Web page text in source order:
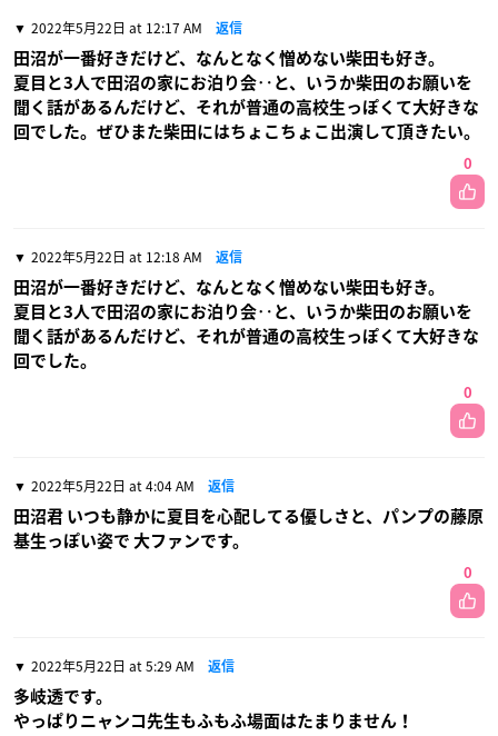
2022年5月22日 at 12:17 AM 返信
田沼が一番好きだけど、なんとなく憎めない柴田も好き。
夏目と3人で田沼の家にお泊り会‥と、いうか柴田のお願いを
聞く話があるんだけど、それが普通の高校生っぽくて大好きな
回でした。ぜひまた柴田にはちょこちょこ出演して頂きたい。
0
2022年5月22日 at 12:18 AM 返信
田沼が一番好きだけど、なんとなく憎めない柴田も好き。
夏目と3人で田沼の家にお泊り会‥と、いうか柴田のお願いを
聞く話があるんだけど、それが普通の高校生っぽくて大好きな
回でした。
0
2022年5月22日 at 4:04 AM 返信
田沼君 いつも静かに夏目を心配してる優しさと、パンプの藤原
基生っぽい姿で 大ファンです。
0
2022年5月22日 at 5:29 AM 返信
多岐透です。
やっぱりニャンコ先生もふもふ場面はたまりません！